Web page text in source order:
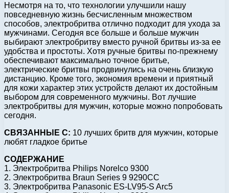
Несмотря на то, что технологии улучшили нашу
повседневную жизнь бесчисленным множеством
способов, электробритва отлично подходит для ухода за
мужчинами. Сегодня все больше и больше мужчин
выбирают электробритву вместо ручной бритвы из-за ее
удобства и простоты. Хотя ручные бритвы по-прежнему
обеспечивают максимально точное бритье,
электрические бритвы продвинулись на очень близкую
дистанцию. Кроме того, экономия времени и приятный
для кожи характер этих устройств делают их достойным
выбором для современного мужчины. Вот лучшие
электробритвы для мужчин, которые можно попробовать
сегодня.
СВЯЗАННЫЕ С: 10 лучших бритв для мужчин, которые
любят гладкое бритье
СОДЕРЖАНИЕ
1. Электробритва Philips Norelco 9300
2. Электробритва Braun Series 9 9290CC
3. Электробритва Panasonic ES-LV95-S Arc5